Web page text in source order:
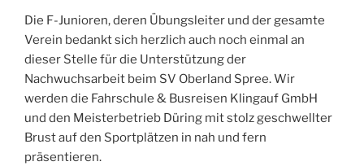
Die F-Junioren, deren Übungsleiter und der gesamte
Verein bedankt sich herzlich auch noch einmal an
dieser Stelle für die Unterstützung der
Nachwuchsarbeit beim SV Oberland Spree. Wir
werden die Fahrschule & Busreisen Klingauf GmbH
und den Meisterbetrieb Düring mit stolz geschwellter
Brust auf den Sportplätzen in nah und fern
präsentieren.